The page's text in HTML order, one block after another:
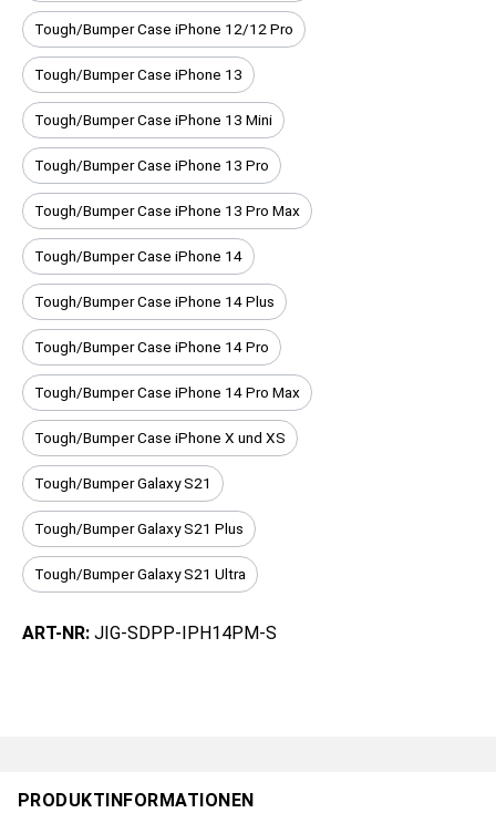
Tough/Bumper Case iPhone 12/12 Pro
Tough/Bumper Case iPhone 13
Tough/Bumper Case iPhone 13 Mini
Tough/Bumper Case iPhone 13 Pro
Tough/Bumper Case iPhone 13 Pro Max
Tough/Bumper Case iPhone 14
Tough/Bumper Case iPhone 14 Plus
Tough/Bumper Case iPhone 14 Pro
Tough/Bumper Case iPhone 14 Pro Max
Tough/Bumper Case iPhone X und XS
Tough/Bumper Galaxy S21
Tough/Bumper Galaxy S21 Plus
Tough/Bumper Galaxy S21 Ultra
ART-NR: JIG-SDPP-IPH14PM-S
PRODUKTINFORMATIONEN